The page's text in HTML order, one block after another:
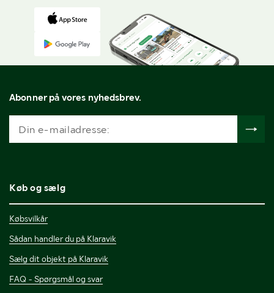
Abonner på vores nyhedsbrev.
Køb og sælg
Købsvilkår
Sådan handler du på Klaravik
Sælg dit objekt på Klaravik
FAQ - Spørgsmål og svar